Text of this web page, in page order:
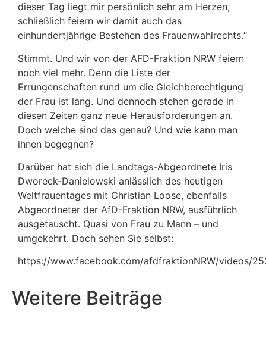
dieser Tag liegt mir persönlich sehr am Herzen,
schließlich feiern wir damit auch das
einhundertjährige Bestehen des Frauenwahlrechts.“
Stimmt. Und wir von der AFD-Fraktion NRW feiern
noch viel mehr. Denn die Liste der
Errungenschaften rund um die Gleichberechtigung
der Frau ist lang. Und dennoch stehen gerade in
diesen Zeiten ganz neue Herausforderungen an.
Doch welche sind das genau? Und wie kann man
ihnen begegnen?
Darüber hat sich die Landtags-Abgeordnete Iris
Dworeck-Danielowski anlässlich des heutigen
Weltfrauentages mit Christian Loose, ebenfalls
Abgeordneter der AfD-Fraktion NRW, ausführlich
ausgetauscht. Quasi von Frau zu Mann – und
umgekehrt. Doch sehen Sie selbst:
https://www.facebook.com/afdfraktionNRW/videos/
Weitere Beiträge